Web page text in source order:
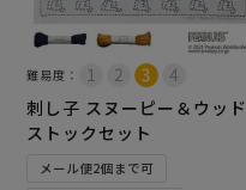
難易度：
刺し子 スヌーピー＆ウッド
ストックセット
メール便2個まで可